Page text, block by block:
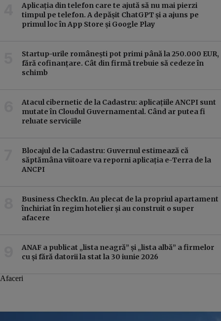
Aplicația din telefon care te ajută să nu mai pierzi
timpul pe telefon. A depășit ChatGPT și a ajuns pe
primul loc în App Store și Google Play
Startup-urile românești pot primi până la 250.000 EUR,
fără cofinanțare. Cât din firmă trebuie să cedeze în
schimb
Atacul cibernetic de la Cadastru: aplicațiile ANCPI sunt
mutate în Cloudul Guvernamental. Când ar putea fi
reluate serviciile
Blocajul de la Cadastru: Guvernul estimează că
săptămâna viitoare va reporni aplicația e-Terra de la
ANCPI
Business CheckIn. Au plecat de la propriul apartament
închiriat în regim hotelier și au construit o super
afacere
ANAF a publicat „lista neagră” și „lista albă” a firmelor
cu și fără datorii la stat la 30 iunie 2026
Afaceri